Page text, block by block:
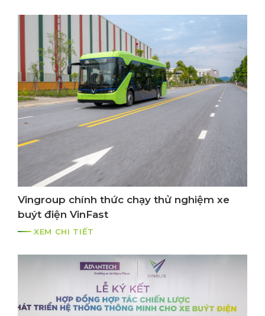
Vingroup chính thức chạy thử nghiệm xe
buýt điện VinFast
XEM CHI TIẾT